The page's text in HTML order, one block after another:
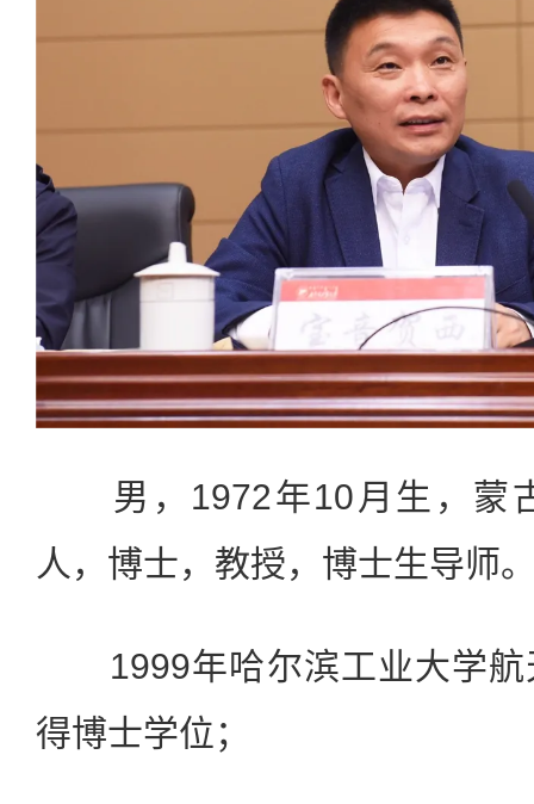
男，1972年10月生，蒙
人，博士，教授，博士生导师
1999年哈尔滨工业大学航
得博士学位；